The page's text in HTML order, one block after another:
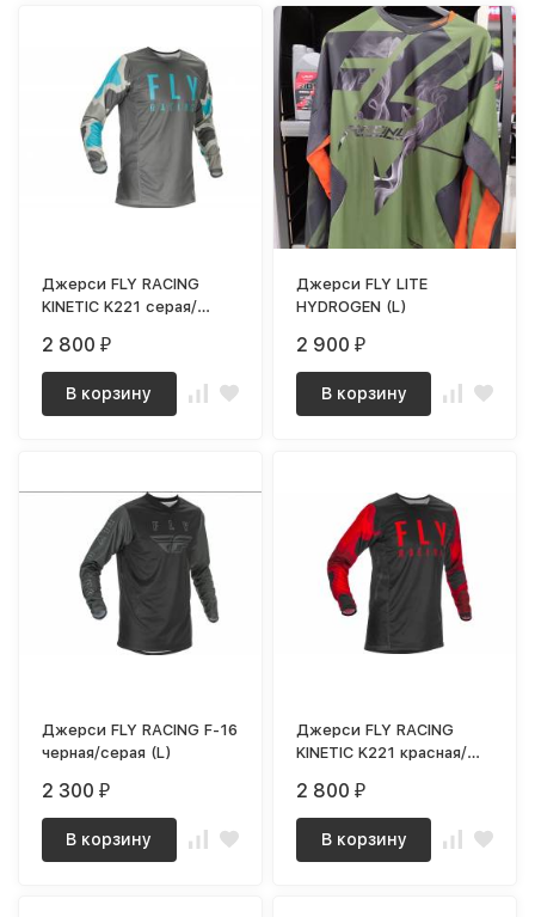
Джерси FLY RACING
KINETIC K221 серая/
2 800₽
В корзину
Джерси FLY LITE
HYDROGEN (L)
2 900₽
В корзину
Джерси FLY RACING F-16
черная/серая (L)
2 300₽
В корзину
Джерси FLY RACING
KINETIC K221 красная/
2 800₽
В корзину